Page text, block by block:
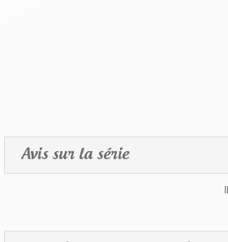
Avis sur la série